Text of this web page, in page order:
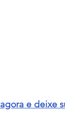
e deixe